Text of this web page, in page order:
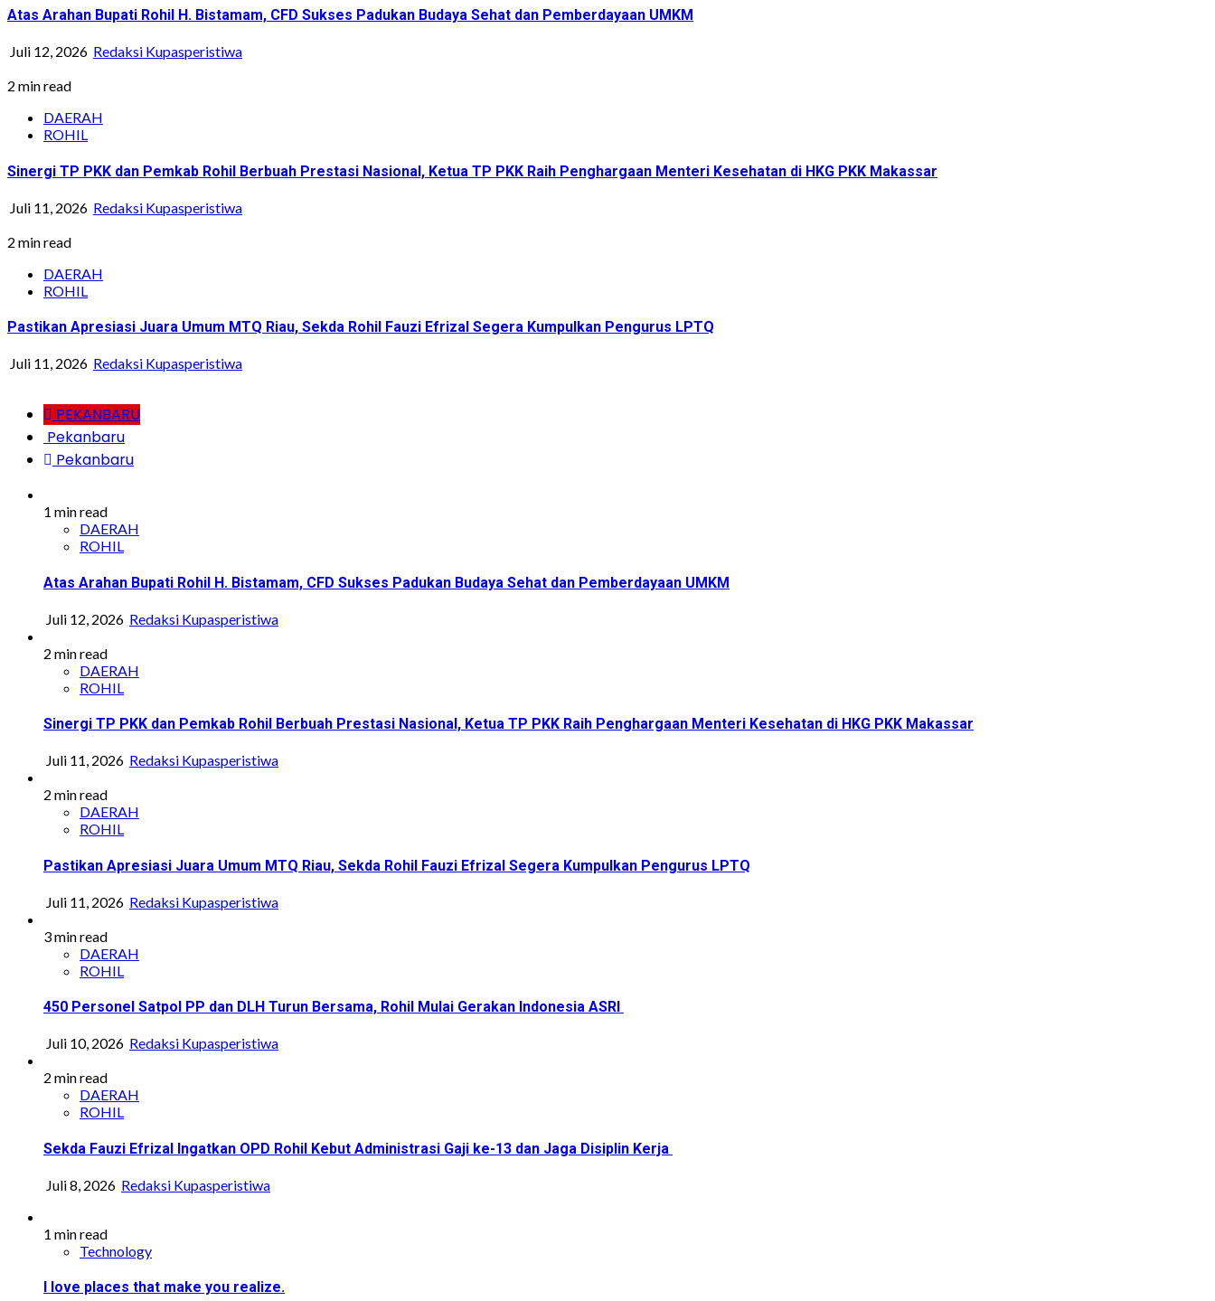
Atas Arahan Bupati Rohil H. Bistamam, CFD Sukses Padukan Budaya Sehat dan Pemberdayaan UMKM
Juli 12, 2026 Redaksi Kupasperistiwa
2 min read
DAERAH
ROHIL
Sinergi TP PKK dan Pemkab Rohil Berbuah Prestasi Nasional, Ketua TP PKK Raih Penghargaan Menteri Kesehatan di HKG PKK Makassar
Juli 11, 2026 Redaksi Kupasperistiwa
2 min read
DAERAH
ROHIL
Pastikan Apresiasi Juara Umum MTQ Riau, Sekda Rohil Fauzi Efrizal Segera Kumpulkan Pengurus LPTQ
Juli 11, 2026 Redaksi Kupasperistiwa
PEKANBARU
Pekanbaru
Pekanbaru
1 min read
DAERAH
ROHIL
Atas Arahan Bupati Rohil H. Bistamam, CFD Sukses Padukan Budaya Sehat dan Pemberdayaan UMKM
Juli 12, 2026 Redaksi Kupasperistiwa
2 min read
DAERAH
ROHIL
Sinergi TP PKK dan Pemkab Rohil Berbuah Prestasi Nasional, Ketua TP PKK Raih Penghargaan Menteri Kesehatan di HKG PKK Makassar
Juli 11, 2026 Redaksi Kupasperistiwa
2 min read
DAERAH
ROHIL
Pastikan Apresiasi Juara Umum MTQ Riau, Sekda Rohil Fauzi Efrizal Segera Kumpulkan Pengurus LPTQ
Juli 11, 2026 Redaksi Kupasperistiwa
3 min read
DAERAH
ROHIL
450 Personel Satpol PP dan DLH Turun Bersama, Rohil Mulai Gerakan Indonesia ASRI
Juli 10, 2026 Redaksi Kupasperistiwa
2 min read
DAERAH
ROHIL
Sekda Fauzi Efrizal Ingatkan OPD Rohil Kebut Administrasi Gaji ke-13 dan Jaga Disiplin Kerja
Juli 8, 2026 Redaksi Kupasperistiwa
1 min read
Technology
I love places that make you realize.